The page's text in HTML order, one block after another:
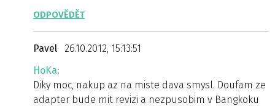
ODPOVĚDĚT
Pavel
26.10.2012, 15:13:51
HoKa:
Diky moc, nakup az na miste dava smysl. Doufam ze
adapter bude mit revizi a nezpusobim v Bangkoku